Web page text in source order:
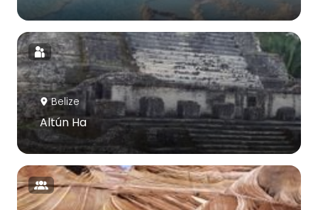
Belize
Altún Ha